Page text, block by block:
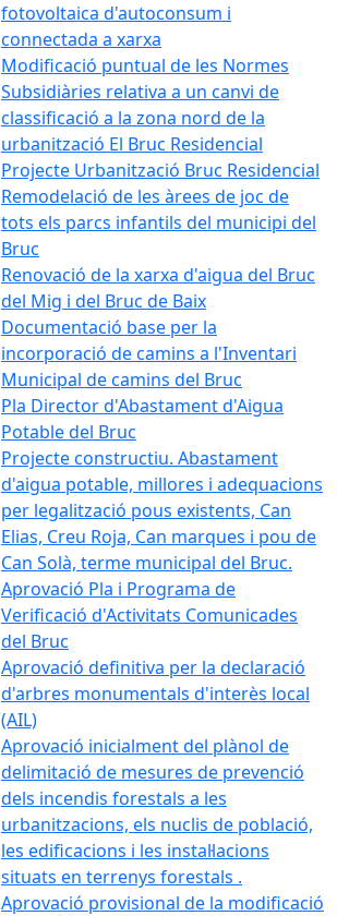
fotovoltaica d'autoconsum i
connectada a xarxa
Modificació puntual de les Normes
Subsidiàries relativa a un canvi de
classificació a la zona nord de la
urbanització El Bruc Residencial
Projecte Urbanització Bruc Residencial
Remodelació de les àrees de joc de
tots els parcs infantils del municipi del
Bruc
Renovació de la xarxa d'aigua del Bruc
del Mig i del Bruc de Baix
Documentació base per la
incorporació de camins a l'Inventari
Municipal de camins del Bruc
Pla Director d'Abastament d'Aigua
Potable del Bruc
Projecte constructiu. Abastament
d'aigua potable, millores i adequacions
per legalització pous existents, Can
Elias, Creu Roja, Can marques i pou de
Can Solà, terme municipal del Bruc.
Aprovació Pla i Programa de
Verificació d'Activitats Comunicades
del Bruc
Aprovació definitiva per la declaració
d'arbres monumentals d'interès local
(AIL)
Aprovació inicialment del plànol de
delimitació de mesures de prevenció
dels incendis forestals a les
urbanitzacions, els nuclis de població,
les edificacions i les instal·lacions
situats en terrenys forestals .
Aprovació provisional de la modificació